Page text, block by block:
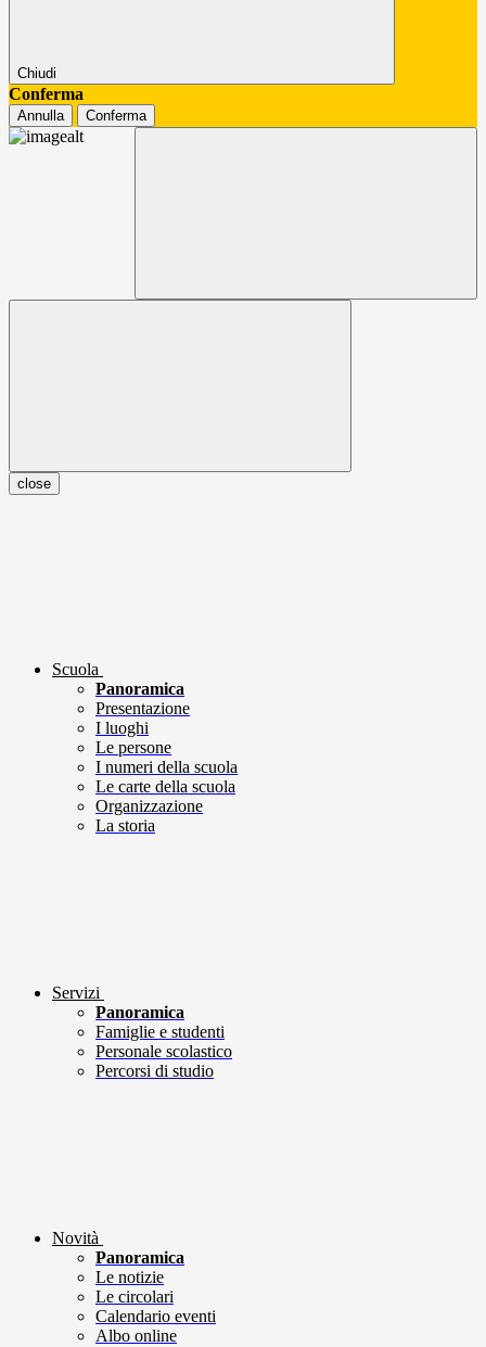
Chiudi
Conferma
Annulla Conferma
close
Scuola
Panoramica
Presentazione
I luoghi
Le persone
I numeri della scuola
Le carte della scuola
Organizzazione
La storia
Servizi
Panoramica
Famiglie e studenti
Personale scolastico
Percorsi di studio
Novità
Panoramica
Le notizie
Le circolari
Calendario eventi
Albo online